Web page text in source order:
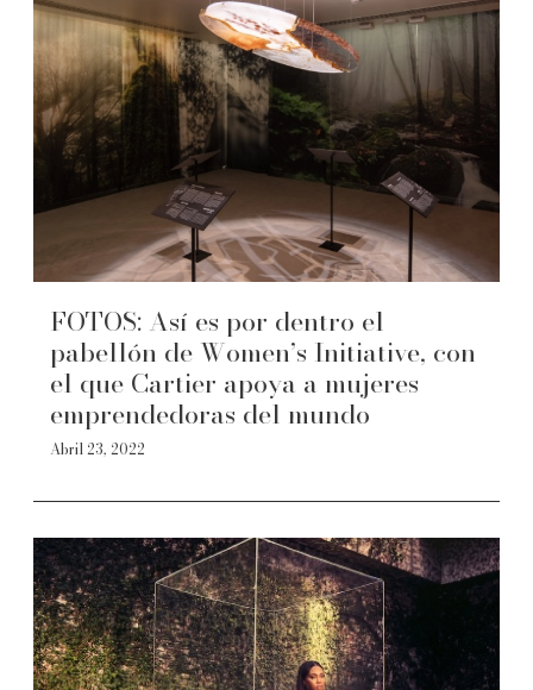
FOTOS: Así es por dentro el
pabellón de Women’s Initiative, con
el que Cartier apoya a mujeres
emprendedoras del mundo
Abril 23, 2022